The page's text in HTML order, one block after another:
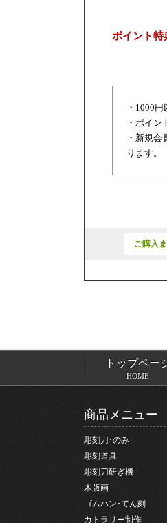
ポイント特
・1000
・ポイン
・新規
ります。
ご購入
トップペー
HOME
商品メニュー
彫刻刀･のみ
彫刻道具
彫刻刀研ぎ機
木版画
ゴムハン･てん刻
カトラリー制作